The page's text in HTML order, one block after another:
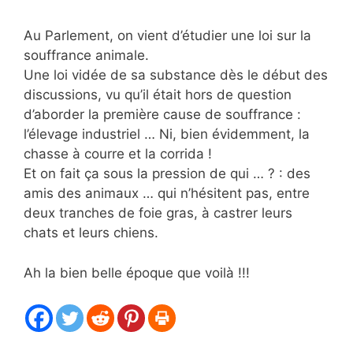
Au Parlement, on vient d’étudier une loi sur la
souffrance animale.
Une loi vidée de sa substance dès le début des
discussions, vu qu’il était hors de question
d’aborder la première cause de souffrance :
l’élevage industriel … Ni, bien évidemment, la
chasse à courre et la corrida !
Et on fait ça sous la pression de qui … ? : des
amis des animaux … qui n’hésitent pas, entre
deux tranches de foie gras, à castrer leurs
chats et leurs chiens.
Ah la bien belle époque que voilà !!!